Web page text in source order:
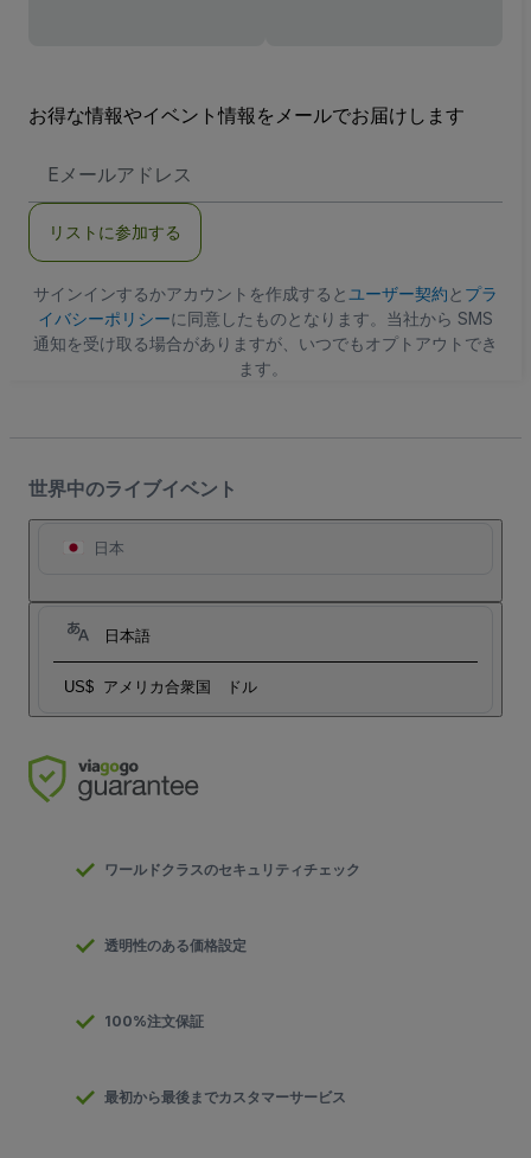
お得な情報やイベント情報をメールでお届けします
メ
ア
ス
リストに参加する
サインインするかアカウントを作成すると ユーザー契約と プラ
イバシーポリシーに同意したものとなります。当社から SMS
通知を受け取る場合がありますが、いつでもオプトアウトでき
ます。
世界中のライブイベント
日本
日本語
US$ アメリカ合衆国 ドル
ワールドクラスのセキュリティチェック
透明性のある価格設定
100%注文保証
最初から最後までカスタマーサービス